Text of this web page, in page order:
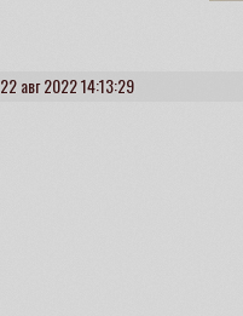
22 авг 2022 14:13:29